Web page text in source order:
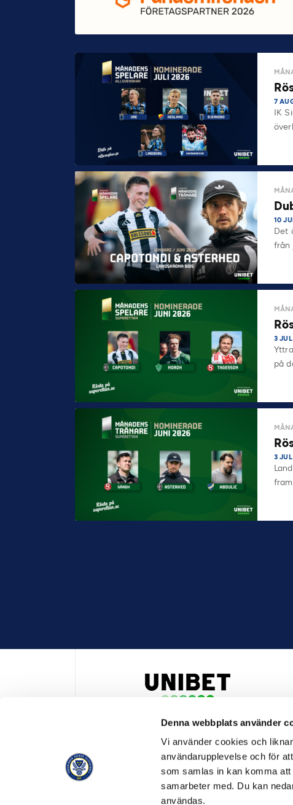
Denna webbplats använder
Vi använder cookies och
användarupplevelse och för
som samlas in kan komma
samarbeter med. Du kan
användas.
7
IK
10
Det
från
3
på
3
HUVUDPARTNER OCH PRESENTING PARTNER ALLSVENSKAN